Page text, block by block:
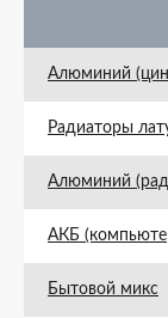
Алюминий
Радиаторы
Алюминий
АКБ
Бытовой микс